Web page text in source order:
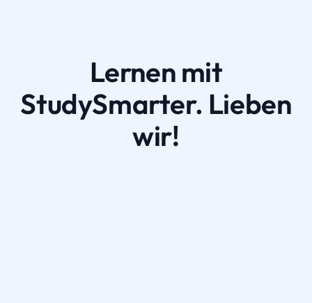
Lernen mit
StudySmarter. Lieben
wir!